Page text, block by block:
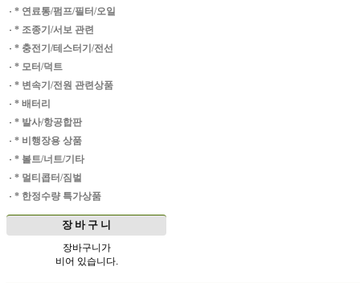
· * 연료통/펌프/필터/오일
· * 조종기/서보 관련
· * 충전기/테스터기/전선
· * 모터/덕트
· * 변속기/전원 관련상품
· * 배터리
· * 발사/항공합판
· * 비행장용 상품
· * 볼트/너트/기타
· * 멀티콥터/짐벌
· * 한정수량 특가상품
장 바 구 니
장바구니가
비어 있습니다.